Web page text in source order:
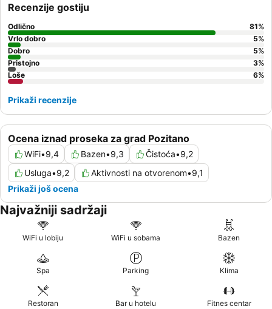
Ocena iznad proseka za grad Pozitano
WiFi•9,4 Bazen•9,3 Čistoća•9,2
Usluga•9,2 Aktivnosti na otvorenom•9,1
Prikaži još ocena
Recenzije gostiju
Odlično 81%
Vrlo dobro
5%
Dobro
5%
Pristojno
3%
Loše
6%
Prikaži recenzije
Najvažniji sadržaji
WiFi u lobiju WiFi u sobama Bazen
Spa Parking Klima
Restoran Bar u hotelu Fitnes centar